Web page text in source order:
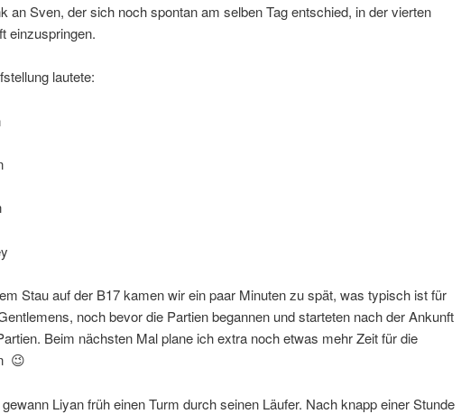
an Sven, der sich noch spontan am selben Tag entschied, in der vierten
einzuspringen.
lautete:
Stau auf der B17 kamen wir ein paar Minuten zu spät, was typisch ist für
noch bevor die Partien begannen und starteten nach der Ankunft
Beim nächsten Mal plane ich extra noch etwas mehr Zeit für die
😉
Liyan früh einen Turm durch seinen Läufer. Nach knapp einer Stunde